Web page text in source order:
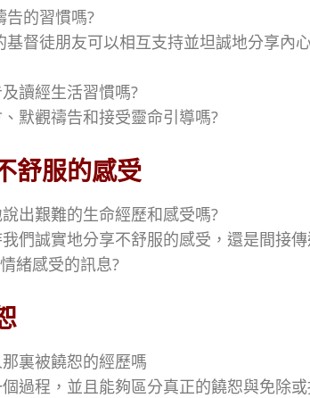
告的習慣嗎?
督徒朋友可以相互支持並坦誠地分享內
讀經生活習慣嗎?
默觀禱告和接受靈命引導嗎?
舒服的感受
出艱難的生命經歷和感受嗎?
們誠實地分享不舒服的感受，還是間接
緒感受的訊息?
裏被饒恕的經歷嗎
過程，並且能夠區分真正的饒恕與免除